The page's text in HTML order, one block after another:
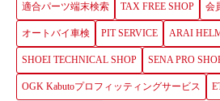
適合パーツ端末検索 TAX FREE SHOP 会
オートバイ車検 PIT SERVICE ARAI
SHOEI TECHNICAL SHOP SENA PRO
OGK Kabutoプロフィッティングサービス